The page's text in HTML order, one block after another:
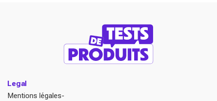
Legal
Mentions légales